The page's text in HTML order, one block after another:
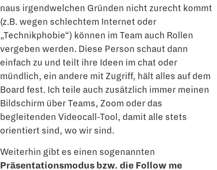
naus irgendwelchen Gründen nicht zurecht kommt
(z.B. wegen schlechtem Internet oder
„Technikphobie“) können im Team auch Rollen
vergeben werden. Diese Person schaut dann
einfach zu und teilt ihre Ideen im chat oder
mündlich, ein andere mit Zugriff, hält alles auf dem
Board fest. Ich teile auch zusätzlich immer meinen
Bildschirm über Teams, Zoom oder das
begleitenden Videocall-Tool, damit alle stets
orientiert sind, wo wir sind.
Weiterhin gibt es einen sogenannten
Präsentationsmodus bzw. die Follow me